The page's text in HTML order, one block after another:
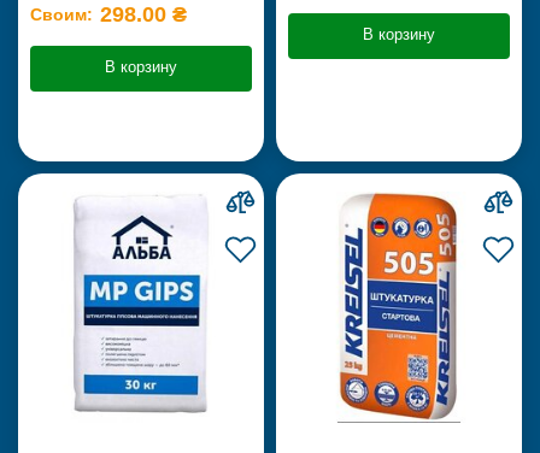
Своим: 298.00 ₴
В корзину
В корзину